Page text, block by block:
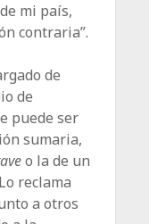
mi país,
contraria”.
de
de
puede ser
sumaria,
o la de un
reclama
a otros